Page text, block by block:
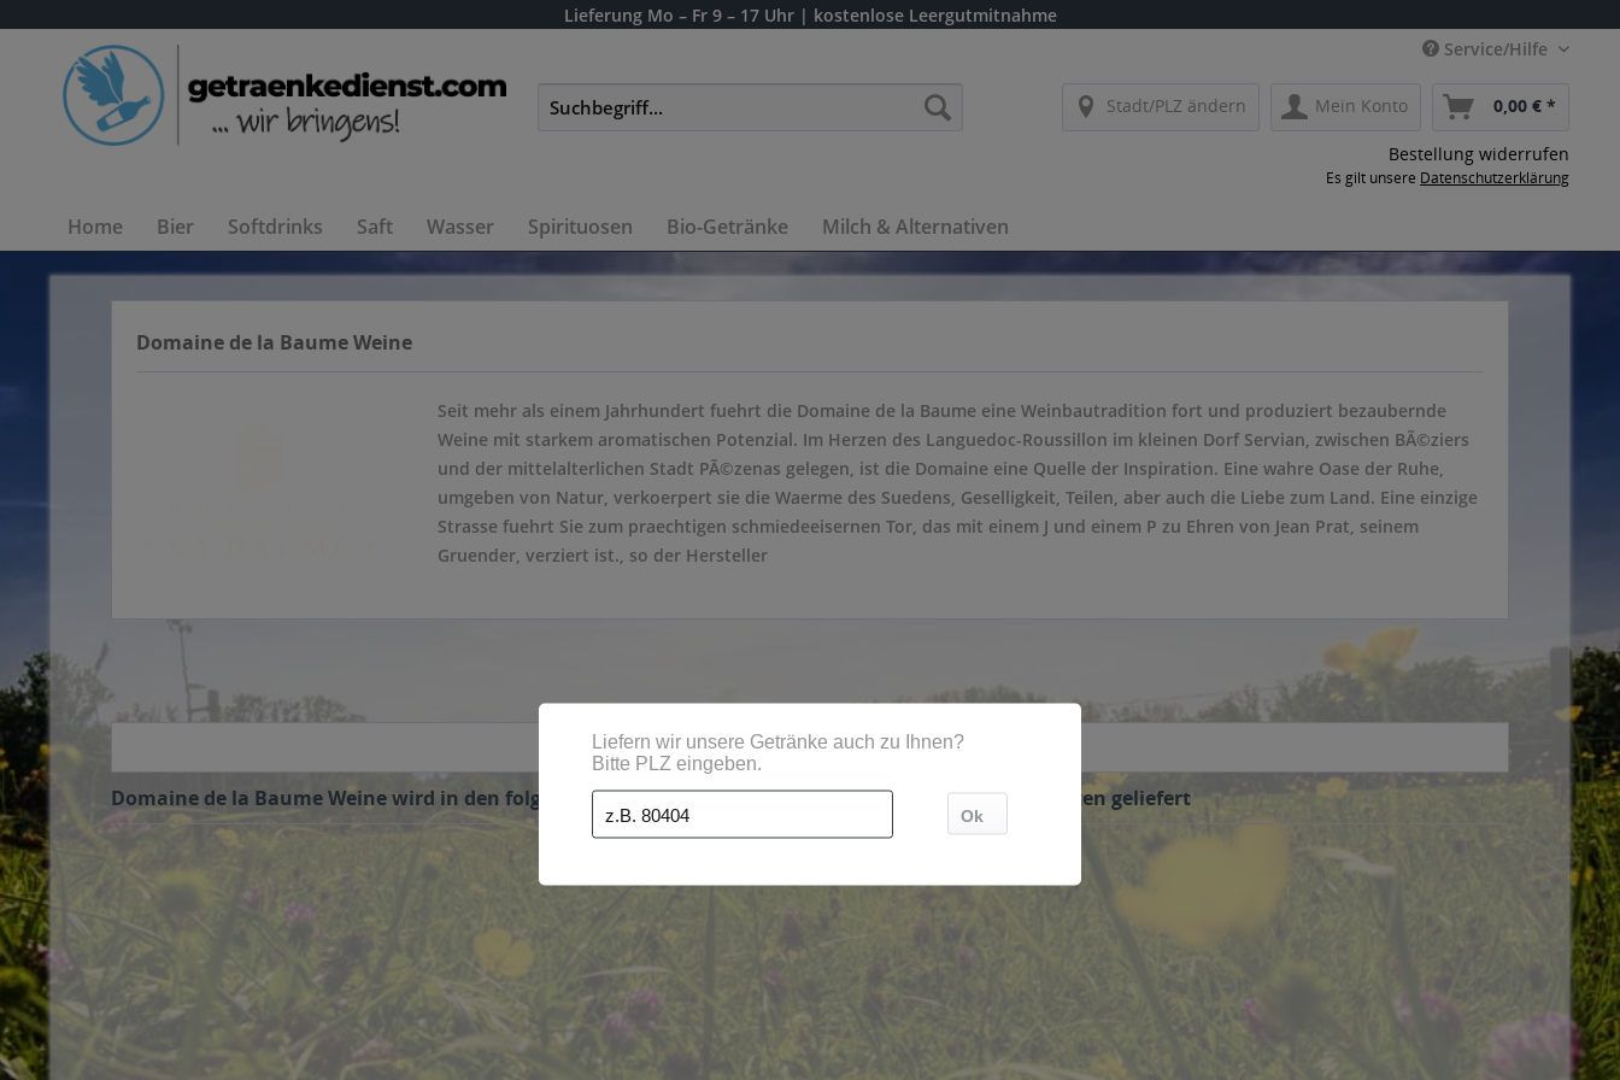
Lieferung Mo – Fr 9 – 17 Uhr | kostenlose Leergutmitnahme
Service/Hilfe
Stadt/PLZ ändern Mein Konto 0,00 € *
Bestellung widerrufen
Es gilt unsere Datenschutzerklärung
Home Bier Softdrinks Saft Wasser Spirituosen Bio-Getränke Milch & Alternativen
Domaine de la Baume Weine
Seit mehr als einem Jahrhundert fuehrt die Domaine de la Baume eine Weinbautradition fort und produziert bezaubernde
Weine mit starkem aromatischen Potenzial. Im Herzen des Languedoc-Roussillon im kleinen Dorf Servian, zwischen BÃ©ziers
und der mittelalterlichen Stadt PÃ©zenas gelegen, ist die Domaine eine Quelle der Inspiration. Eine wahre Oase der Ruhe,
umgeben von Natur, verkoerpert sie die Waerme des Suedens, Geselligkeit, Teilen, aber auch die Liebe zum Land. Eine einzige
Strasse fuehrt Sie zum praechtigen schmiedeeisernen Tor, das mit einem J und einem P zu Ehren von Jean Prat, seinem
Gruender, verziert ist., so der Hersteller
Domaine de la Baume Weine wird in den folgenden Regionen, Städten, Orten und Postleitzahl-Gebieten geliefert